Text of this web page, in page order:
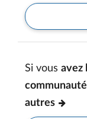
Si vous avez
communauté
autres